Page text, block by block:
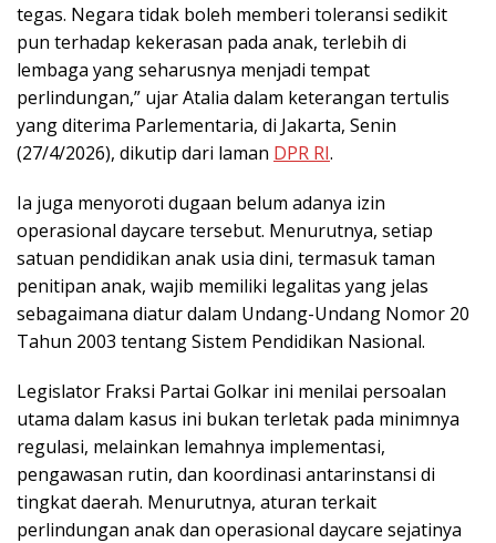
tegas. Negara tidak boleh memberi toleransi sedikit
pun terhadap kekerasan pada anak, terlebih di
lembaga yang seharusnya menjadi tempat
perlindungan,” ujar Atalia dalam keterangan tertulis
yang diterima Parlementaria, di Jakarta, Senin
(27/4/2026), dikutip dari laman DPR RI.
Ia juga menyoroti dugaan belum adanya izin
operasional daycare tersebut. Menurutnya, setiap
satuan pendidikan anak usia dini, termasuk taman
penitipan anak, wajib memiliki legalitas yang jelas
sebagaimana diatur dalam Undang-Undang Nomor 20
Tahun 2003 tentang Sistem Pendidikan Nasional.
Legislator Fraksi Partai Golkar ini menilai persoalan
utama dalam kasus ini bukan terletak pada minimnya
regulasi, melainkan lemahnya implementasi,
pengawasan rutin, dan koordinasi antarinstansi di
tingkat daerah. Menurutnya, aturan terkait
perlindungan anak dan operasional daycare sejatinya